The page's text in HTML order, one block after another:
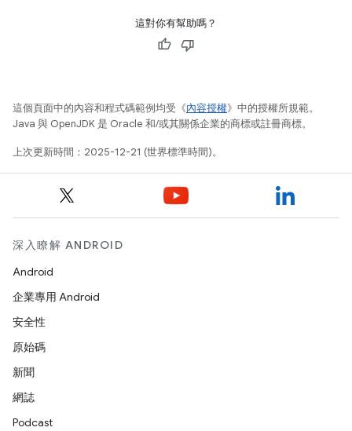
這對你有幫助嗎？
這個頁面中的內容和程式碼範例均受《內容授權》中的授權所規範。
Java 與 OpenJDK 是 Oracle 和/或其關係企業的商標或註冊商標。
上次更新時間：2025-12-21 (世界標準時間)。
深入瞭解 ANDROID
Android
企業專用 Android
安全性
原始碼
新聞
網誌
Podcast